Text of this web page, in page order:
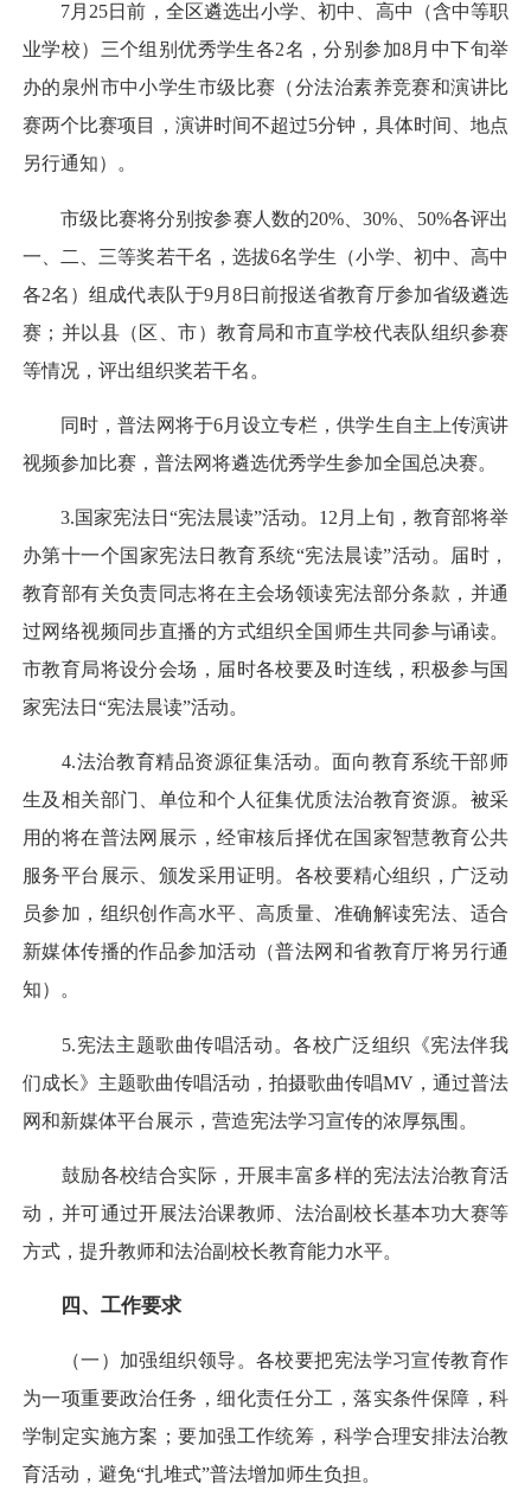
7月25日前，全区遴选出小学、初中、高中（含中等职
业学校）三个组别优秀学生各2名，分别参加8月中下旬举
办的泉州市中小学生市级比赛（分法治素养竞赛和演讲比
赛两个比赛项目，演讲时间不超过5分钟，具体时间、地点
另行通知）。
市级比赛将分别按参赛人数的20%、30%、50%各评出
一、二、三等奖若干名，选拔6名学生（小学、初中、高中
各2名）组成代表队于9月8日前报送省教育厅参加省级遴选
赛；并以县（区、市）教育局和市直学校代表队组织参赛
等情况，评出组织奖若干名。
同时，普法网将于6月设立专栏，供学生自主上传演讲
视频参加比赛，普法网将遴选优秀学生参加全国总决赛。
3.国家宪法日“宪法晨读”活动。12月上旬，教育部将举
办第十一个国家宪法日教育系统“宪法晨读”活动。届时，
教育部有关负责同志将在主会场领读宪法部分条款，并通
过网络视频同步直播的方式组织全国师生共同参与诵读。
市教育局将设分会场，届时各校要及时连线，积极参与国
家宪法日“宪法晨读”活动。
4.法治教育精品资源征集活动。面向教育系统干部师
生及相关部门、单位和个人征集优质法治教育资源。被采
用的将在普法网展示，经审核后择优在国家智慧教育公共
服务平台展示、颁发采用证明。各校要精心组织，广泛动
员参加，组织创作高水平、高质量、准确解读宪法、适合
新媒体传播的作品参加活动（普法网和省教育厅将另行通
知）。
5.宪法主题歌曲传唱活动。各校广泛组织《宪法伴我
们成长》主题歌曲传唱活动，拍摄歌曲传唱MV，通过普法
网和新媒体平台展示，营造宪法学习宣传的浓厚氛围。
鼓励各校结合实际，开展丰富多样的宪法法治教育活
动，并可通过开展法治课教师、法治副校长基本功大赛等
方式，提升教师和法治副校长教育能力水平。
四、工作要求
（一）加强组织领导。各校要把宪法学习宣传教育作
为一项重要政治任务，细化责任分工，落实条件保障，科
学制定实施方案；要加强工作统筹，科学合理安排法治教
育活动，避免“扎堆式”普法增加师生负担。